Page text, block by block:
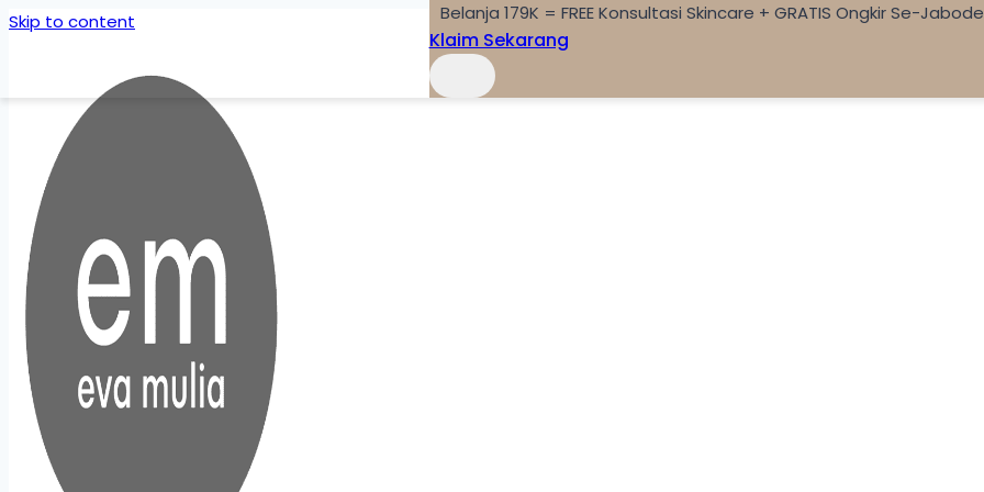
Skip to content Belanja 179K = FREE Konsultasi Skincare + GRATIS Ongkir Se-
Klaim Sekarang